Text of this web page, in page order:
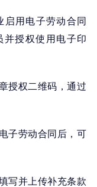
启用电子劳动合同
并授权使用电子印
授权二维码，通过
子劳动合同后，可
写并上传补充条款